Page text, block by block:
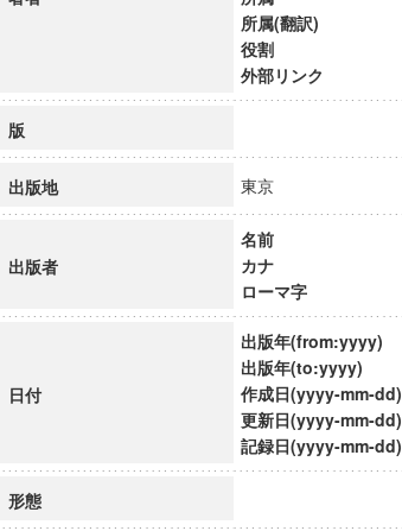
研究センター
ート
ラム市民社会ガバナンス教育研究センター
ム「超成熟社会発展のサイエンス」
所属(翻訳)
役割
外部リンク
版
出版地 東京
出版者
名前
カナ
ローマ字
日付
出版年(from:yyyy)
出版年(to:yyyy)
作成日(yyyy-mm-dd)
更新日(yyyy-mm-dd)
記録日(yyyy-mm-dd)
形態